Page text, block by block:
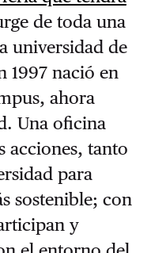
de toda una
universidad de
1997 nació en
ahora
Una oficina
acciones, tanto
para
sostenible; con
y